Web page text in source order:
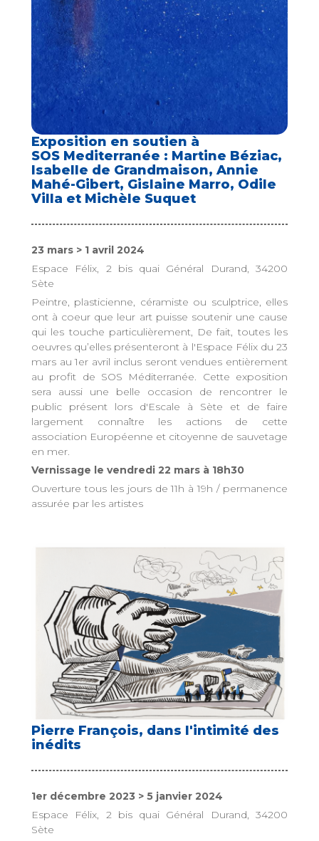
Exposition en soutien à
SOS Mediterranée : Martine Béziac,
Isabelle de Grandmaison, Annie
Mahé-Gibert, Gislaine Marro, Odile
Villa et Michèle Suquet
23 mars > 1 avril 2024
Espace Félix, 2 bis quai Général Durand, 34200
Sète
Peintre, plasticienne, céramiste ou sculptrice, elles
ont à coeur que leur art puisse soutenir une cause
qui les touche particulièrement, De fait, toutes les
oeuvres qu’elles présenteront à l'Espace Félix du 23
mars au 1er avril inclus seront vendues entièrement
au profit de SOS Méditerranée. Cette exposition
sera aussi une belle occasion de rencontrer le
public présent lors d'Escale à Sète et de faire
largement connaître les actions de cette
association Européenne et citoyenne de sauvetage
en mer.
Vernissage le vendredi 22 mars à 18h30
Ouverture tous les jours de 11h à 19h / permanence
assurée par les artistes
Pierre François, dans l'intimité des
inédits
1er décembre 2023 > 5 janvier 2024
Espace Félix, 2 bis quai Général Durand, 34200
Sète